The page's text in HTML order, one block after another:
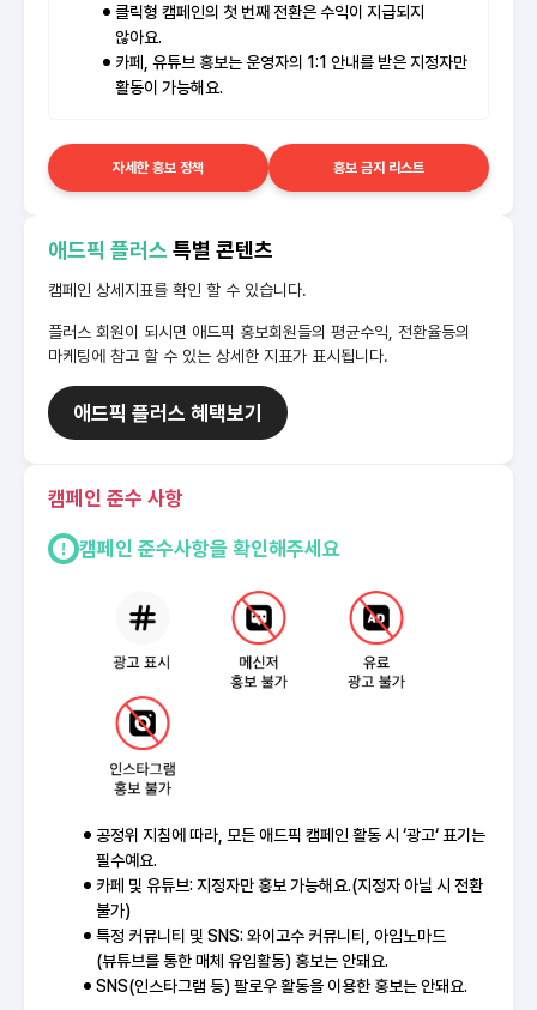
클릭형 캠페인의 첫 번째 전환은 수익이 지급되지
않아요.
카페, 유튜브 홍보는 운영자의 1:1 안내를 받은 지정자만
활동이 가능해요.
자세한 홍보 정책 홍보 금지 리스트
애드픽 플러스 특별 콘텐츠
캠페인 상세지표를 확인 할 수 있습니다.
플러스 회원이 되시면 애드픽 홍보회원들의 평균수익, 전환율등의
마케팅에 참고 할 수 있는 상세한 지표가 표시됩니다.
애드픽 플러스 혜택보기
캠페인 준수 사항
캠페인 준수사항을 확인해주세요
공정위 지침에 따라, 모든 애드픽 캠페인 활동 시 ‘광고‘ 표기는
필수예요.
카페 및 유튜브: 지정자만 홍보 가능해요.(지정자 아닐 시 전환
불가)
특정 커뮤니티 및 SNS: 와이고수 커뮤니티, 아임노마드
(뷰튜브를 통한 매체 유입활동) 홍보는 안돼요.
SNS(인스타그램 등) 팔로우 활동을 이용한 홍보는 안돼요.